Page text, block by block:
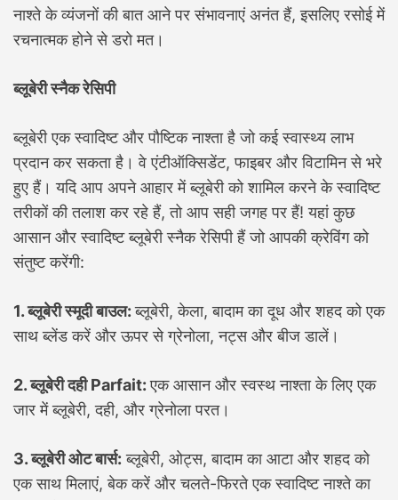
नाश्ते के व्यंजनों की बात आने पर संभावनाएं अनंत हैं, इसलिए रसोई में
रचनात्मक होने से डरो मत।
ब्लूबेरी स्नैक रेसिपी
ब्लूबेरी एक स्वादिष्ट और पौष्टिक नाश्ता है जो कई स्वास्थ्य लाभ
प्रदान कर सकता है। वे एंटीऑक्सिडेंट, फाइबर और विटामिन से भरे
हुए हैं। यदि आप अपने आहार में ब्लूबेरी को शामिल करने के स्वादिष्ट
तरीकों की तलाश कर रहे हैं, तो आप सही जगह पर हैं! यहां कुछ
आसान और स्वादिष्ट ब्लूबेरी स्नैक रेसिपी हैं जो आपकी क्रेविंग को
संतुष्ट करेंगी:
1. ब्लूबेरी स्मूदी बाउल:ब्लूबेरी, केला, बादाम का दूध और शहद को एक
साथ ब्लेंड करें और ऊपर से ग्रेनोला, नट्स और बीज डालें।
2. ब्लूबेरी दही Parfait:एक आसान और स्वस्थ नाश्ता के लिए एक
जार में ब्लूबेरी, दही, और ग्रेनोला परत।
3. ब्लूबेरी ओट बार्स:ब्लूबेरी, ओट्स, बादाम का आटा और शहद को
एक साथ मिलाएं, बेक करें और चलते-फिरते एक स्वादिष्ट नाश्ते का